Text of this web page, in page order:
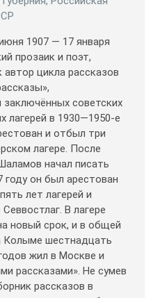
1907 — 17 января
прозаик и поэт,
цикла рассказов
советских
лагерей в 1930—1950-е
и отбыл три
лагере. После
начал писать
году он был арестован
лет лагерей и
В лагере
новый срок, и в общей
Колыме шестнадцать
жил в Москве и
рассказами». Не сумев
рассказов в